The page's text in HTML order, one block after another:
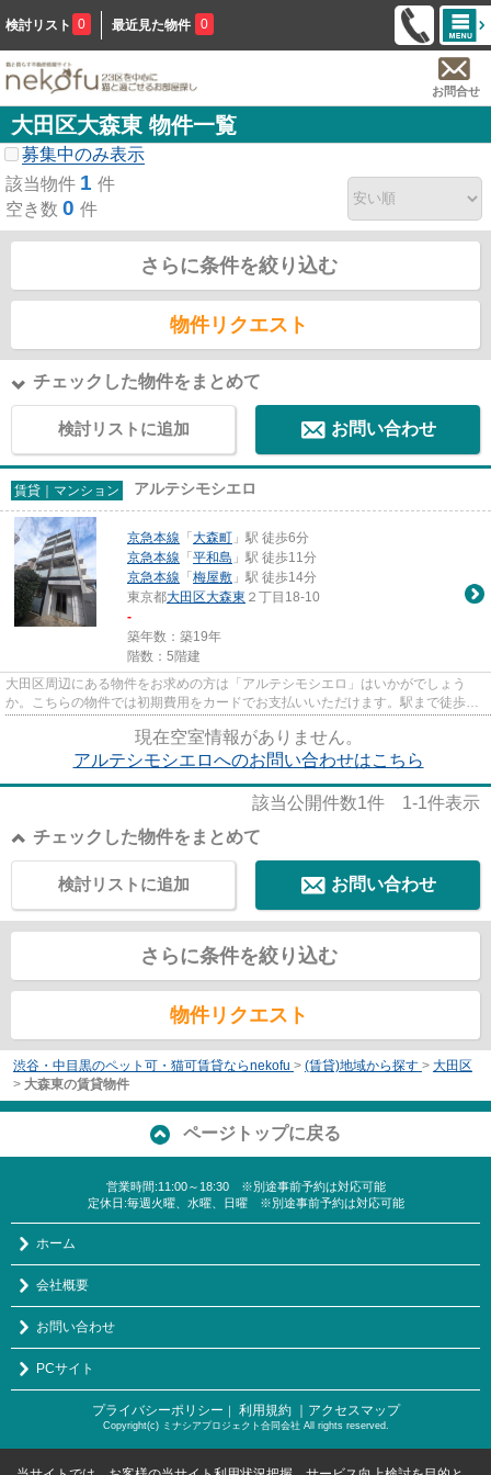
検討リスト 0 最近見た物件 0
お問合せ
大田区大森東 物件一覧
募集中のみ表示
該当物件 1 件
空き数 0 件
さらに条件を絞り込む
物件リクエスト
チェックした物件をまとめて
検討リストに追加 お問い合わせ
賃貸｜マンション アルテシモシエロ
京急本線 「 大森町 」駅 徒歩6分
京急本線 「 平和島 」駅 徒歩11分
京急本線 「 梅屋敷 」駅 徒歩14分
東京都大田区大森東 ２丁目18-10
-
築年数：築19年
階数：5階建
大田区周辺にある物件をお求めの方は「アルテシモシエロ」はいかがでしょう
か。こちらの物件では初期費用をカードでお支払いいただけます。駅まで徒歩6
現在空室情報がありません。
アルテシモシエロへのお問い合わせはこちら
該当公開件数1件 1-1件表示
チェックした物件をまとめて
お問い合わせ
検討リストに追加
さらに条件を絞り込む
物件リクエスト
渋谷・中目黒のペット可・猫可賃貸ならnekofu > (賃貸)地域から探す > 大田区
> 大森東の賃貸物件
ページトップに戻る
営業時間:11:00～18:30 ※別途事前予約は対応可能
定休日:毎週火曜、水曜、日曜 ※別途事前予約は対応可能
ホーム
会社概要
お問い合わせ
PCサイト
プライバシーポリシー ｜ 利用規約 ｜アクセスマップ
Copyright(c) ミナシアプロジェクト合同会社 All rights reserved.